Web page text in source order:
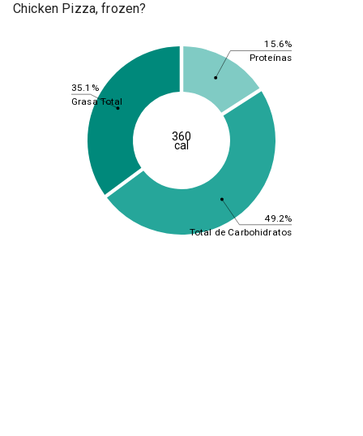
Chicken Pizza, frozen?
15.6%
49.2%
35.1%
Proteínas
Total de Carbohidratos
Grasa Total
360
cal